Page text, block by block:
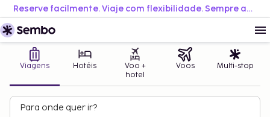
Reserve facilmente. Viaje com flexibilidade. Sempre ao melhor preço.
Viagens Hotéis
Voo +
hotel
Voos Multi-stop
Para onde quer ir?